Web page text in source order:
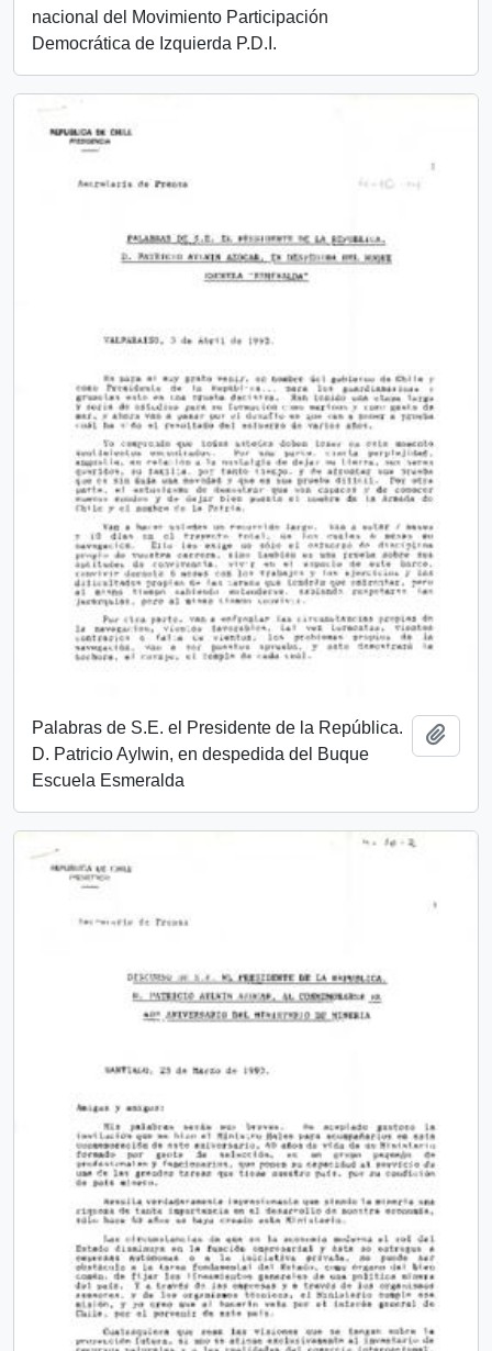
nacional del Movimiento Participación
Democrática de Izquierda P.D.I.
Palabras de S.E. el Presidente de la República.
D. Patricio Aylwin, en despedida del Buque
Escuela Esmeralda